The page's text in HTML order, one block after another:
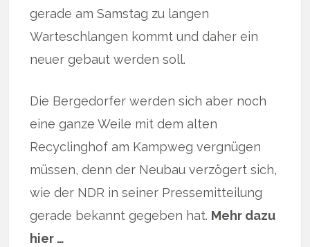
gerade am Samstag zu langen
Warteschlangen kommt und daher ein
neuer gebaut werden soll.
Die Bergedorfer werden sich aber noch
eine ganze Weile mit dem alten
Recyclinghof am Kampweg vergnügen
müssen, denn der Neubau verzögert sich,
wie der NDR in seiner Pressemitteilung
gerade bekannt gegeben hat. Mehr dazu
hier …